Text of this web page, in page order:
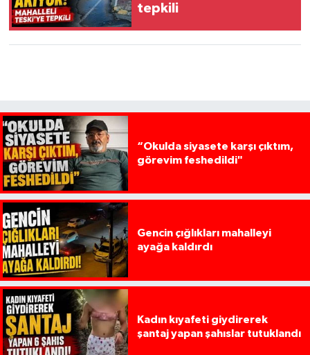
tepkili
“Okulda siyasete karşı çıktım,
görevim feshedildi"
Gencin çığlıkları mahalleyi
ayağa kaldırdı
Kadın kıyafeti giydirerek
şantaj yapan şahıslar tutuklandı